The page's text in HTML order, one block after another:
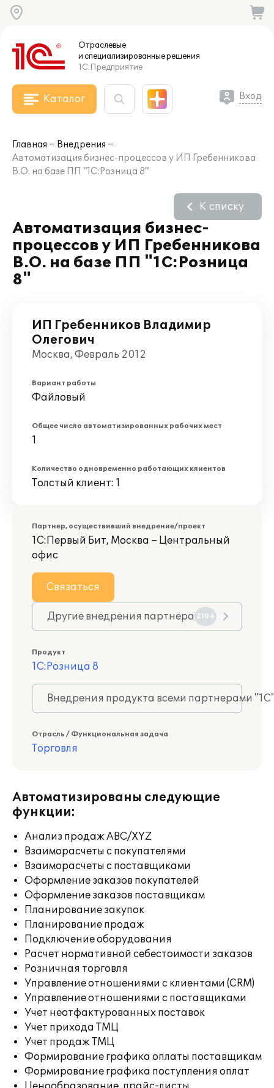
Отраслевые
и специализированныерешения
1С:Предприятие
Каталог Вход
Главная
Внедрения
Автоматизация бизнес-процессов у ИП Гребенникова
В.О. на базе ПП "1С:Розница 8"
Автоматизация бизнес-
процессов у ИП Гребенникова
В.О. на базе ПП "1С:Розница
8"
К списку
ИП Гребенников Владимир
Олегович
Москва, Февраль 2012
Вариант работы
Файловый
Общее число автоматизированных рабочих мест
1
Количество одновременно работающих клиентов
Толстый клиент: 1
Партнер, осуществивший внедрение/проект
1С:Первый Бит, Москва – Центральный
офис
Связаться
Другие внедрения партнера 2104
Продукт
1С:Розница 8
Внедрения продукта всеми партнерами
Отрасль / Функциональная задача
Торговля
Автоматизированы следующие
функции:
Анализ продаж ABC/XYZ
Взаиморасчеты с покупателями
Взаиморасчеты с поставщиками
Оформление заказов покупателей
Оформление заказов поставщикам
Планирование закупок
Планирование продаж
Подключение оборудования
Расчет нормативной себестоимости заказов
Розничная торговля
Управление отношениями с клиентами (CRM)
Управление отношениями с поставщиками
Учет неотфактурованных поставок
Учет прихода ТМЦ
Учет продаж ТМЦ
Формирование графика оплаты поставщикам
Формирование графика поступления оплат